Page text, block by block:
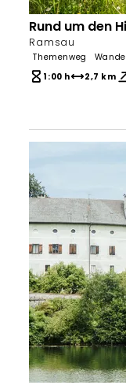
Berchtesgaden &
Rund um den
Ramsau
Themenweg
1:00 h
2,7 km